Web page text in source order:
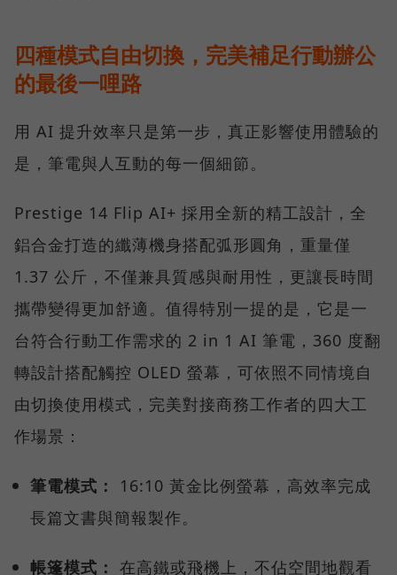
四種模式自由切換，完美補足行動辦公
的最後一哩路
用 AI 提升效率只是第一步，真正影響使用體驗的
是，筆電與人互動的每一個細節。
Prestige 14 Flip AI+ 採用全新的精工設計，全
鋁合金打造的纖薄機身搭配弧形圓角，重量僅
1.37 公斤，不僅兼具質感與耐用性，更讓長時間
攜帶變得更加舒適。值得特別一提的是，它是一
台符合行動工作需求的 2 in 1 AI 筆電，360 度翻
轉設計搭配觸控 OLED 螢幕，可依照不同情境自
由切換使用模式，完美對接商務工作者的四大工
作場景：
筆電模式：
16:10 黃金比例螢幕，高效率完成
長篇文書與簡報製作。
帳篷模式： 在高鐵或飛機上，不佔空間地觀看